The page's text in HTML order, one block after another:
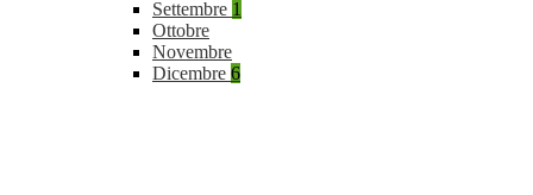
Settembre 1
Ottobre
Novembre
Dicembre 6